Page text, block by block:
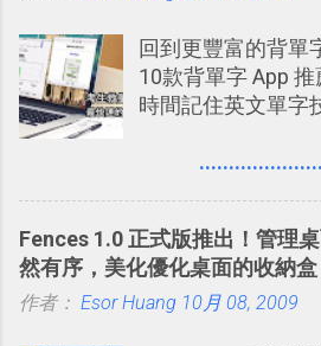
學： Evernote 新增
「免帳號登入」多
回到更豐富的背單
10款背單字 App
時間記住英文單字
短期記憶變成長
強；然後下次快要
個禮拜，這時再次
化，讓記憶延長到
Fences 1.0 正式版推出！管理
然有序，美化優化桌面的收納盒
作者： Esor Huang 10月 08, 2009